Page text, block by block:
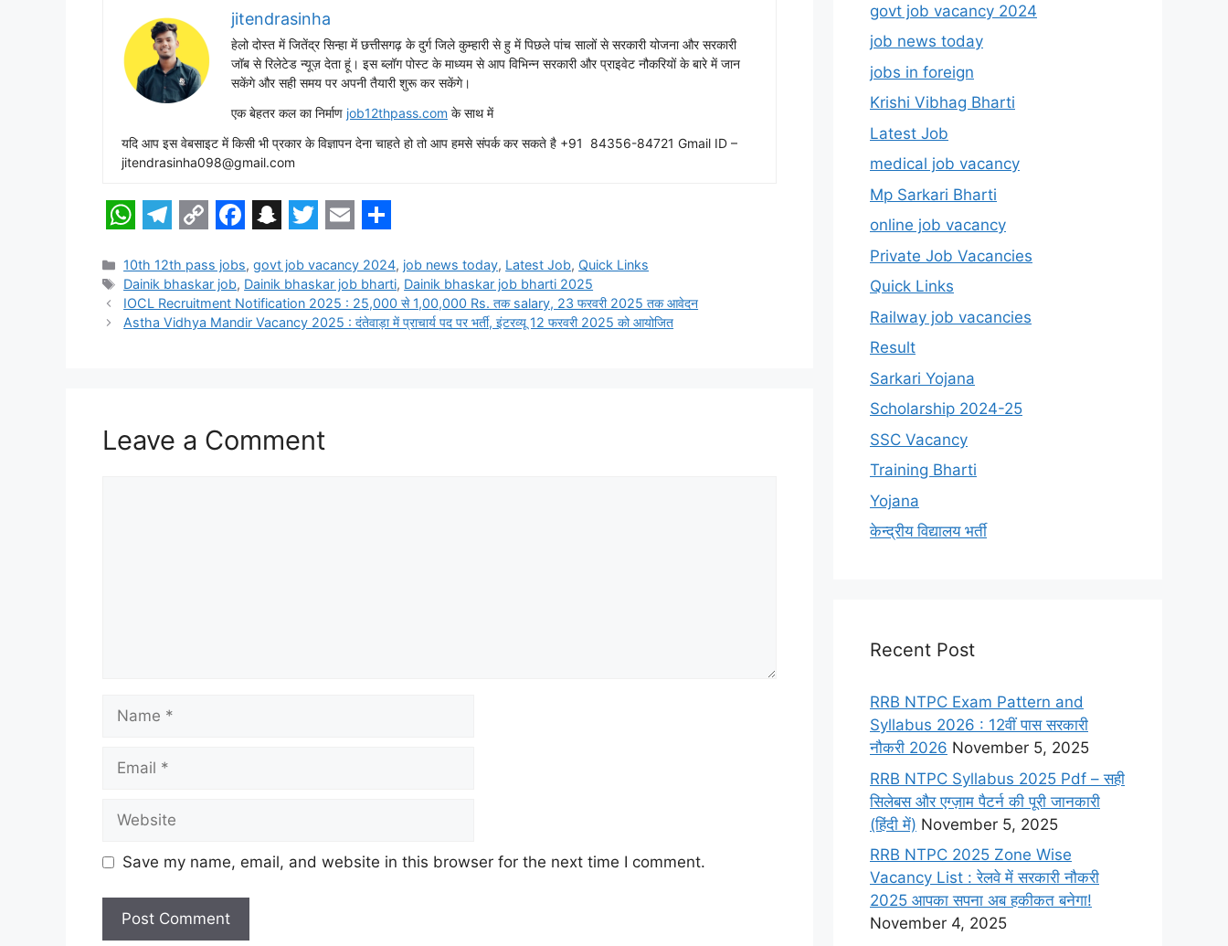
jitendrasinha
हेलो दोस्त में जितेंद्र सिन्हा में छत्तीसगढ़ के दुर्ग जिले कुम्हारी से हु में पिछले पांच सालों से सरकारी योजना और सरकारी
जॉब से रिलेटेड न्यूज़ देता हूं। इस ब्लॉग पोस्ट के माध्यम से आप विभिन्न सरकारी और प्राइवेट नौकरियों के बारे में जान
सकेंगे और सही समय पर अपनी तैयारी शुरू कर सकेंगे।
एक बेहतर कल का निर्माण job12thpass.com के साथ में
यदि आप इस वेबसाइट में किसी भी प्रकार के विज्ञापन देना चाहते हो तो आप हमसे संपर्क कर सकते है +91 84356-84721 Gmail ID –
jitendrasinha098@gmail.com
h
a
t
p
e
l
e
m
o
p
y
k
a
c
e
k
n
a
p
t
w
i
t
m
a
i
h
a
r
Categories
10th 12th pass jobs,govt job vacancy 2024, job news today, Latest Job, Quick Links
Tags
Dainik bhaskar job, Dainik bhaskar job bharti, Dainik bhaskar job bharti 2025
IOCL Recruitment Notification 2025 : 25,000 से 1,00,000 Rs. तक salary, 23 फरवरी 2025 तक आवेदन
Astha Vidhya Mandir Vacancy 2025 : दंतेवाड़ा में प्राचार्य पद पर भर्ती, इंटरव्यू 12 फरवरी 2025 को आयोजित
Leave a Comment
Name
Email
Website
Save my name, email, and website in this browser for the next time I comment.
govt job vacancy 2024
job news today
jobs in foreign
Krishi Vibhag Bharti
Latest Job
medical job vacancy
Mp Sarkari Bharti
online job vacancy
Private Job Vacancies
Quick Links
Railway job vacancies
Result
Sarkari Yojana
Scholarship 2024-25
SSC Vacancy
Training Bharti
Yojana
केन्द्रीय विद्यालय भर्ती
Recent Post
RRB NTPC Exam Pattern and
Syllabus 2026 : 12वीं पास सरकारी
नौकरी 2026 November 5, 2025
RRB NTPC Syllabus 2025 Pdf – सही
सिलेबस और एग्ज़ाम पैटर्न की पूरी जानकारी
(हिंदी में) November 5, 2025
RRB NTPC 2025 Zone Wise
Vacancy List : रेलवे में सरकारी नौकरी
2025 आपका सपना अब हकीकत बनेगा!
November 4, 2025